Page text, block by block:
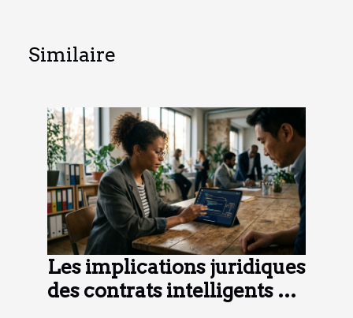
Similaire
Les implications juridiques
des contrats intelligents en